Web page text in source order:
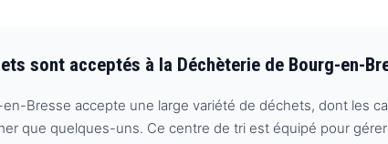
sont acceptés à la Déchèterie de Bourg-en-
Bresse accepte une large variété de déchets, dont les
que quelques-uns. Ce centre de tri est équipé pour